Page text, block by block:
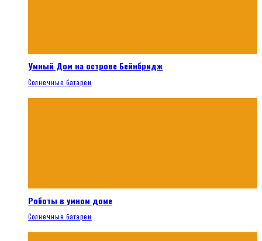
Умный Дом на острове Бейнбридж
Солнечные батареи
Роботы в умном доме
Солнечные батареи